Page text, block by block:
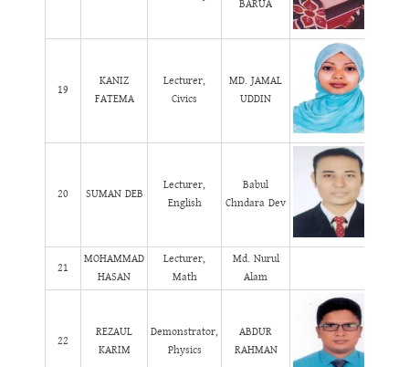
BARUA
19
KANIZ
FATEMA
Lecturer,
Civics
MD. JAMAL
UDDIN
20 SUMAN DEB
Lecturer,
English
Babul
Chndara Dev
21
MOHAMMAD
HASAN
Lecturer,
Math
Md. Nurul
Alam
22
REZAUL
KARIM
Demonstrator,
Physics
ABDUR
RAHMAN